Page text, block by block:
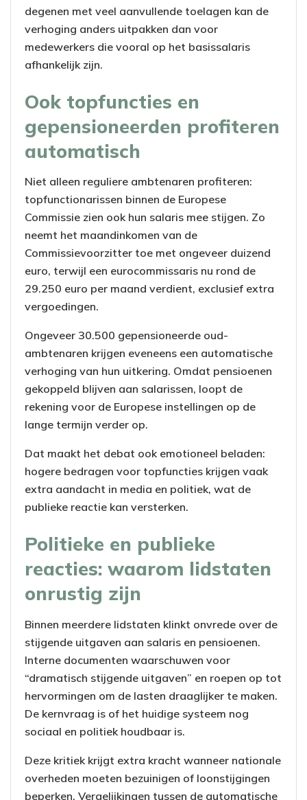
degenen met veel aanvullende toelagen kan de
verhoging anders uitpakken dan voor
medewerkers die vooral op het basissalaris
afhankelijk zijn.
Ook topfuncties en
gepensioneerden profiteren
automatisch
Niet alleen reguliere ambtenaren profiteren:
topfunctionarissen binnen de Europese
Commissie zien ook hun salaris mee stijgen. Zo
neemt het maandinkomen van de
Commissievoorzitter toe met ongeveer duizend
euro, terwijl een eurocommissaris nu rond de
29.250 euro per maand verdient, exclusief extra
vergoedingen.
Ongeveer 30.500 gepensioneerde oud-
ambtenaren krijgen eveneens een automatische
verhoging van hun uitkering. Omdat pensioenen
gekoppeld blijven aan salarissen, loopt de
rekening voor de Europese instellingen op de
lange termijn verder op.
Dat maakt het debat ook emotioneel beladen:
hogere bedragen voor topfuncties krijgen vaak
extra aandacht in media en politiek, wat de
publieke reactie kan versterken.
Politieke en publieke
reacties: waarom lidstaten
onrustig zijn
Binnen meerdere lidstaten klinkt onvrede over de
stijgende uitgaven aan salaris en pensioenen.
Interne documenten waarschuwen voor
“dramatisch stijgende uitgaven” en roepen op tot
hervormingen om de lasten draaglijker te maken.
De kernvraag is of het huidige systeem nog
sociaal en politiek houdbaar is.
Deze kritiek krijgt extra kracht wanneer nationale
overheden moeten bezuinigen of loonstijgingen
beperken. Vergelijkingen tussen de automatische